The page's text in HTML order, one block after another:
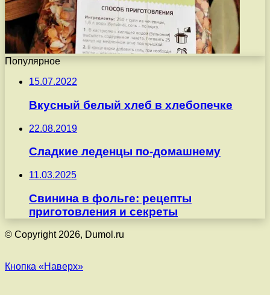
Популярное
15.07.2022
Вкусный белый хлеб в хлебопечке
22.08.2019
Сладкие леденцы по-домашнему
11.03.2025
Свинина в фольге: рецепты
приготовления и секреты
© Copyright 2026, Dumol.ru
Кнопка «Наверх»